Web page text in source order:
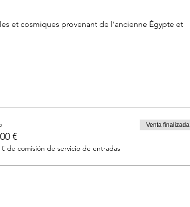
et cosmiques provenant de l’ancienne Égypte et
€
€ de comisión de servicio de entradas
Venta finalizada